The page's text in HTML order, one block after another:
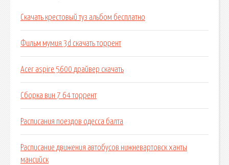
Скачать крестовый туз альбом бесплатно
Фильм мумия 3d скачать торрент
Acer aspire 5600 драйвер скачать
Сборка вин 7 64 торрент
Расписания поездов одесса балта
Расписание движения автобусов нижневартовск ханты
мансийск